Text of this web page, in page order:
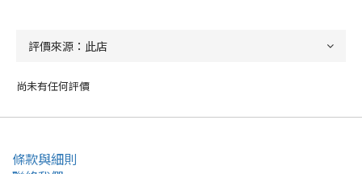
尚未有任何評價
條款與細則